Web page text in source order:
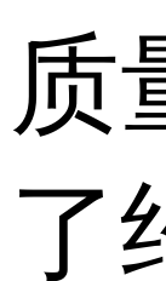
质
了